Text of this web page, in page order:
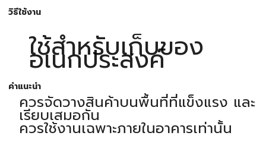
วิธีใช้งาน
ใช้สำหรับเก็บของ
อเนกประสงค์
คำแนะนำ
ควรจัดวางสินค้าบนพื้นที่ที่แข็งแรง และ
เรียบเสมอกัน
ควรใช้งานเฉพาะภายในอาคารเท่านั้น